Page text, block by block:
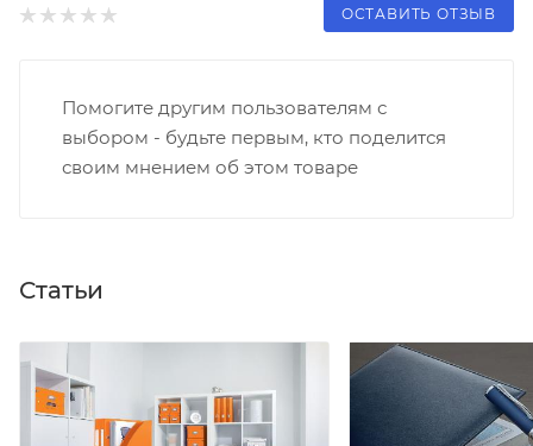
ОСТАВИТЬ ОТЗЫВ
Помогите другим пользователям с
выбором - будьте первым, кто поделится
своим мнением об этом товаре
Статьи